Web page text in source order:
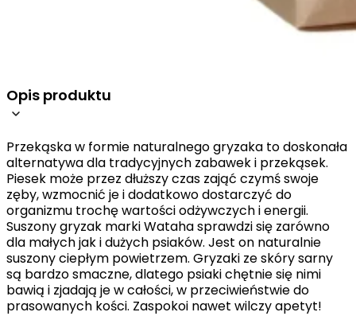
Opis produktu
Przekąska w formie naturalnego gryzaka to doskonała
alternatywa dla tradycyjnych zabawek i przekąsek.
Piesek może przez dłuższy czas zająć czymś swoje
zęby, wzmocnić je i dodatkowo dostarczyć do
organizmu trochę wartości odżywczych i energii.
Suszony gryzak marki Wataha sprawdzi się zarówno
dla małych jak i dużych psiaków. Jest on naturalnie
suszony ciepłym powietrzem. Gryzaki ze skóry sarny
są bardzo smaczne, dlatego psiaki chętnie się nimi
bawią i zjadają je w całości, w przeciwieństwie do
prasowanych kości. Zaspokoi nawet wilczy apetyt!